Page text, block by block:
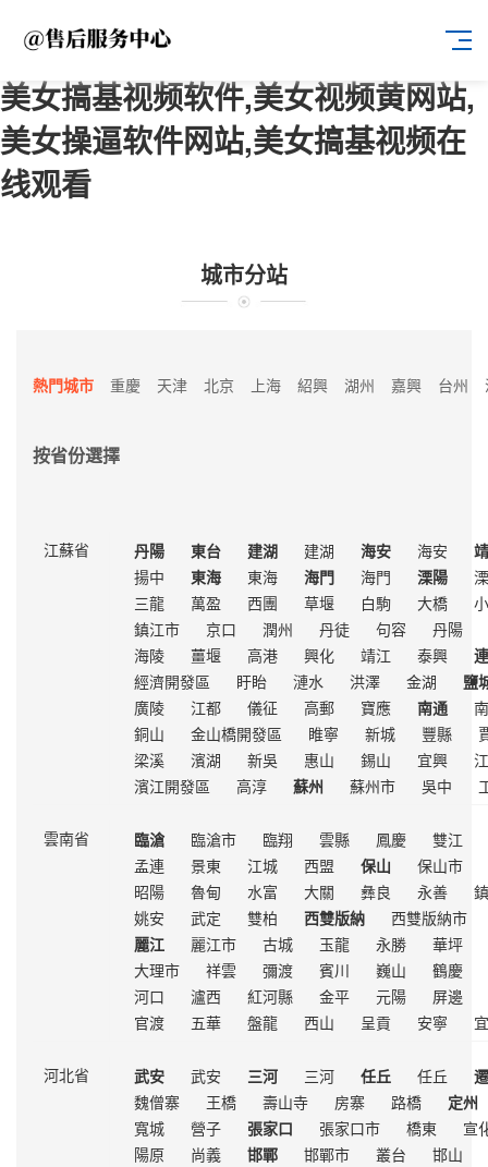
美女搞基视频软件,美女视频黄网站,
美女操逼软件网站,美女搞基视频在
线观看
城市分站
熱門城市 重慶 天津 北京 上海 紹興 湖州 嘉興 台州
按省份選擇
江蘇省 丹陽 東台 建湖 建湖 海安 海安
揚中
東海 東海 海門 海門 溧陽
三龍
萬盈 西團 草堰 白駒 大橋
鎮江市
京口 潤州 丹徒 句容
丹陽
海陵
薑堰 高港 興化 靖江 泰興
經濟開發區
盱眙 漣水 洪澤 金湖
鹽
廣陵
江都 儀征 高郵 寶應 南通
銅山
金山橋開發區 睢寧 新城 豐縣
梁溪
濱湖 新吳 惠山 錫山 宜興
濱江開發區
高淳 蘇州 蘇州市 吳中
雲南省 臨滄 臨滄市 臨翔 雲縣 鳳慶
雙江
孟連
景東 江城 西盟 保山
保山市
昭陽
魯甸 水富 大關 彝良 永善
姚安
武定 雙柏 西雙版納
西雙版納市
麗江
麗江市 古城 玉龍 永勝
華坪
大理市
祥雲 彌渡 賓川 巍山
鶴慶
河口
瀘西 紅河縣 金平 元陽
屏邊
官渡
五華 盤龍 西山 呈貢 安寧
河北省 武安 武安 三河 三河 任丘 任丘
魏僧寨
王橋 壽山寺 房寨 路橋
定州
寬城
營子 張家口 張家口市 橋東
宣
陽原
尚義 邯鄲 邯鄲市 叢台
邯山